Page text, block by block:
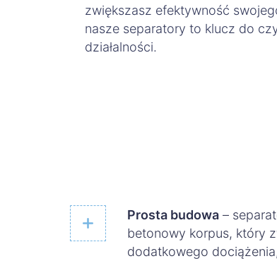
zwiększasz efektywność
nasze separatory to klucz do
działalności.
Prosta budowa –
betonowy korpus, który
dodatkowego